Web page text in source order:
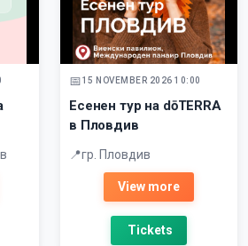
15 NOVEMBER 2026 10:00
Есенен тур на dōTERRA
в Пловдив
гр. Пловдив
View more
Tickets